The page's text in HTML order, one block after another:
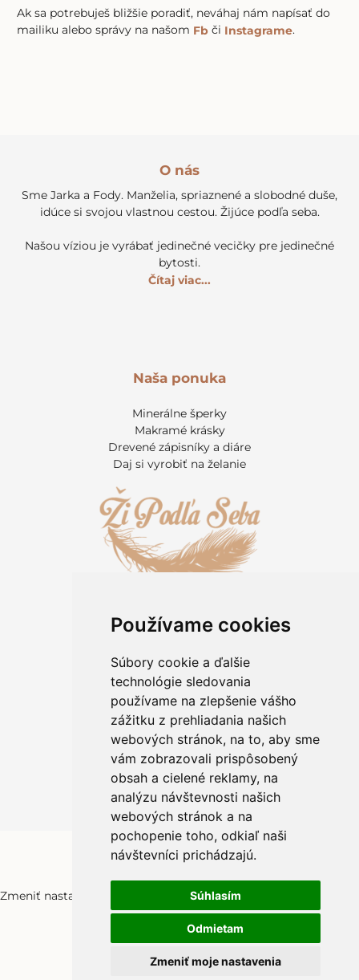
Používame cookies
Súbory cookie a ďalšie
technológie sledovania
používame na zlepšenie vášho
zážitku z prehliadania našich
webových stránok, na to, aby sme
vám zobrazovali prispôsobený
obsah a cielené reklamy, na
analýzu návštevnosti našich
webových stránok a na
pochopenie toho, odkiaľ naši
návštevníci prichádzajú.
Súhlasím
Odmietam
Zmeniť moje nastavenia
Ak sa potrebuješ bližšie poradiť, neváhaj nám napísať do
mailiku alebo správy na našom Fb či Instagrame.
O nás
Sme Jarka a Fody. Manželia, spriaznené a slobodné duše,
idúce si svojou vlastnou cestou. Žijúce podľa seba.
Našou víziou je vyrábať jedinečné vecičky pre jedinečné
bytosti.
Čítaj viac...
Naša ponuka
Minerálne šperky
Makramé krásky
Drevené zápisníky a diáre
Daj si vyrobiť na želanie
Informácie pre zákazníkov
Kontakt
O kameňoch
Rady a tipy
Obchodné podmienky
Ochrana osobných údajov
Informácie o použití cookies
Reklamácia/výmena tovaru
Odstúpiť od zmluvy
Zmeniť nastavenia cookies